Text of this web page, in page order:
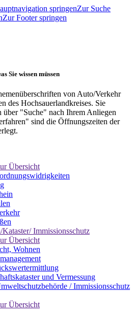
springenZur Suche
Zur Footer springen
Sie wissen müssen
von Auto/Verkehr
des Hochsauerlandkreises. Sie
über "Suche" nach Ihrem Anliegen
sind die Öffnungszeiten der
Übersicht
Immissionsschutz
Übersicht
Wohnen
und Vermessung
/ Immissionsschutz
Übersicht